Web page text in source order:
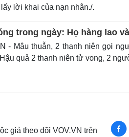
lời khai của nạn nhân./.
trong ngày: Họ hàng lao
- Mâu thuẫn, 2 thanh niên gọi
quả 2 thanh niên tử vong, 2
giả theo dõi VOV.VN trên